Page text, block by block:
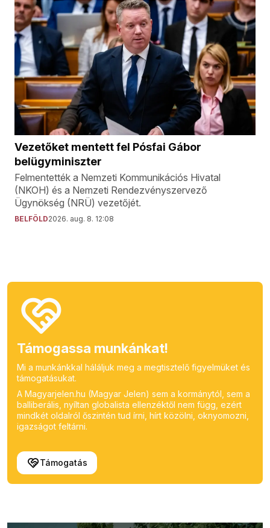
Vezetőket mentett fel Pósfai Gábor
belügyminiszter
Felmentették a Nemzeti Kommunikációs Hivatal
(NKOH) és a Nemzeti Rendezvényszervező
Ügynökség (NRÜ) vezetőjét.
BELFÖLD2026. aug. 8. 12:08
Támogassa munkánkat!
Mi a munkánkkal háláljuk meg a megtisztelő figyelmüket és
támogatásukat.
A Magyarjelen.hu (Magyar Jelen) sem a kormánytól, sem a
balliberális, nyíltan globalista ellenzéktől nem függ, ezért
mindkét oldalról őszintén tud írni, hírt közölni, oknyomozni,
igazságot feltárni.
Támogatás